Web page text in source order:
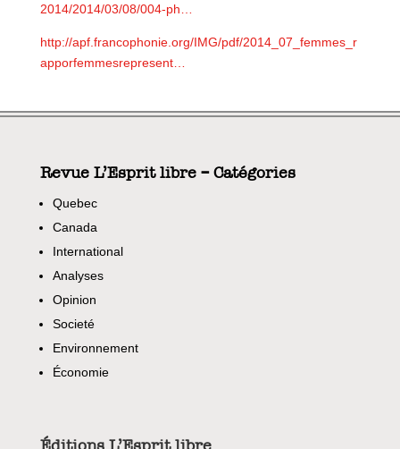
2014/2014/03/08/004-ph…
http://apf.francophonie.org/IMG/pdf/2014_07_femmes_r
apporfemmesrepresent…
Revue L’Esprit libre – Catégories
Quebec
Canada
International
Analyses
Opinion
Societé
Environnement
Économie